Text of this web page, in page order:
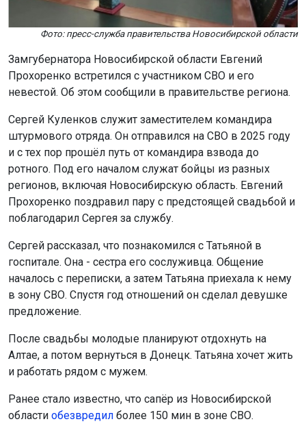
Фото: пресс-служба правительства Новосибирской области
Замгубернатора Новосибирской области Евгений
Прохоренко встретился с участником СВО и его
невестой. Об этом сообщили в правительстве региона.
Сергей Куленков служит заместителем командира
штурмового отряда. Он отправился на СВО в 2025 году
и с тех пор прошёл путь от командира взвода до
ротного. Под его началом служат бойцы из разных
регионов, включая Новосибирскую область. Евгений
Прохоренко поздравил пару с предстоящей свадьбой и
поблагодарил Сергея за службу.
Сергей рассказал, что познакомился с Татьяной в
госпитале. Она - сестра его сослуживца. Общение
началось с переписки, а затем Татьяна приехала к нему
в зону СВО. Спустя год отношений он сделал девушке
предложение.
После свадьбы молодые планируют отдохнуть на
Алтае, а потом вернуться в Донецк. Татьяна хочет жить
и работать рядом с мужем.
Ранее стало известно, что сапёр из Новосибирской
области обезвредил более 150 мин в зоне СВО.